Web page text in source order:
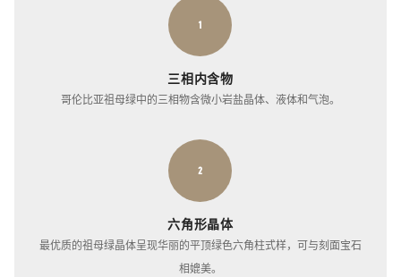
1
三相内含物
哥伦比亚祖母绿中的三相物含微小岩盐晶体、液体和气泡。
2
六角形晶体
最优质的祖母绿晶体呈现华丽的平顶绿色六角柱式样，可与刻面宝石
相媲美。